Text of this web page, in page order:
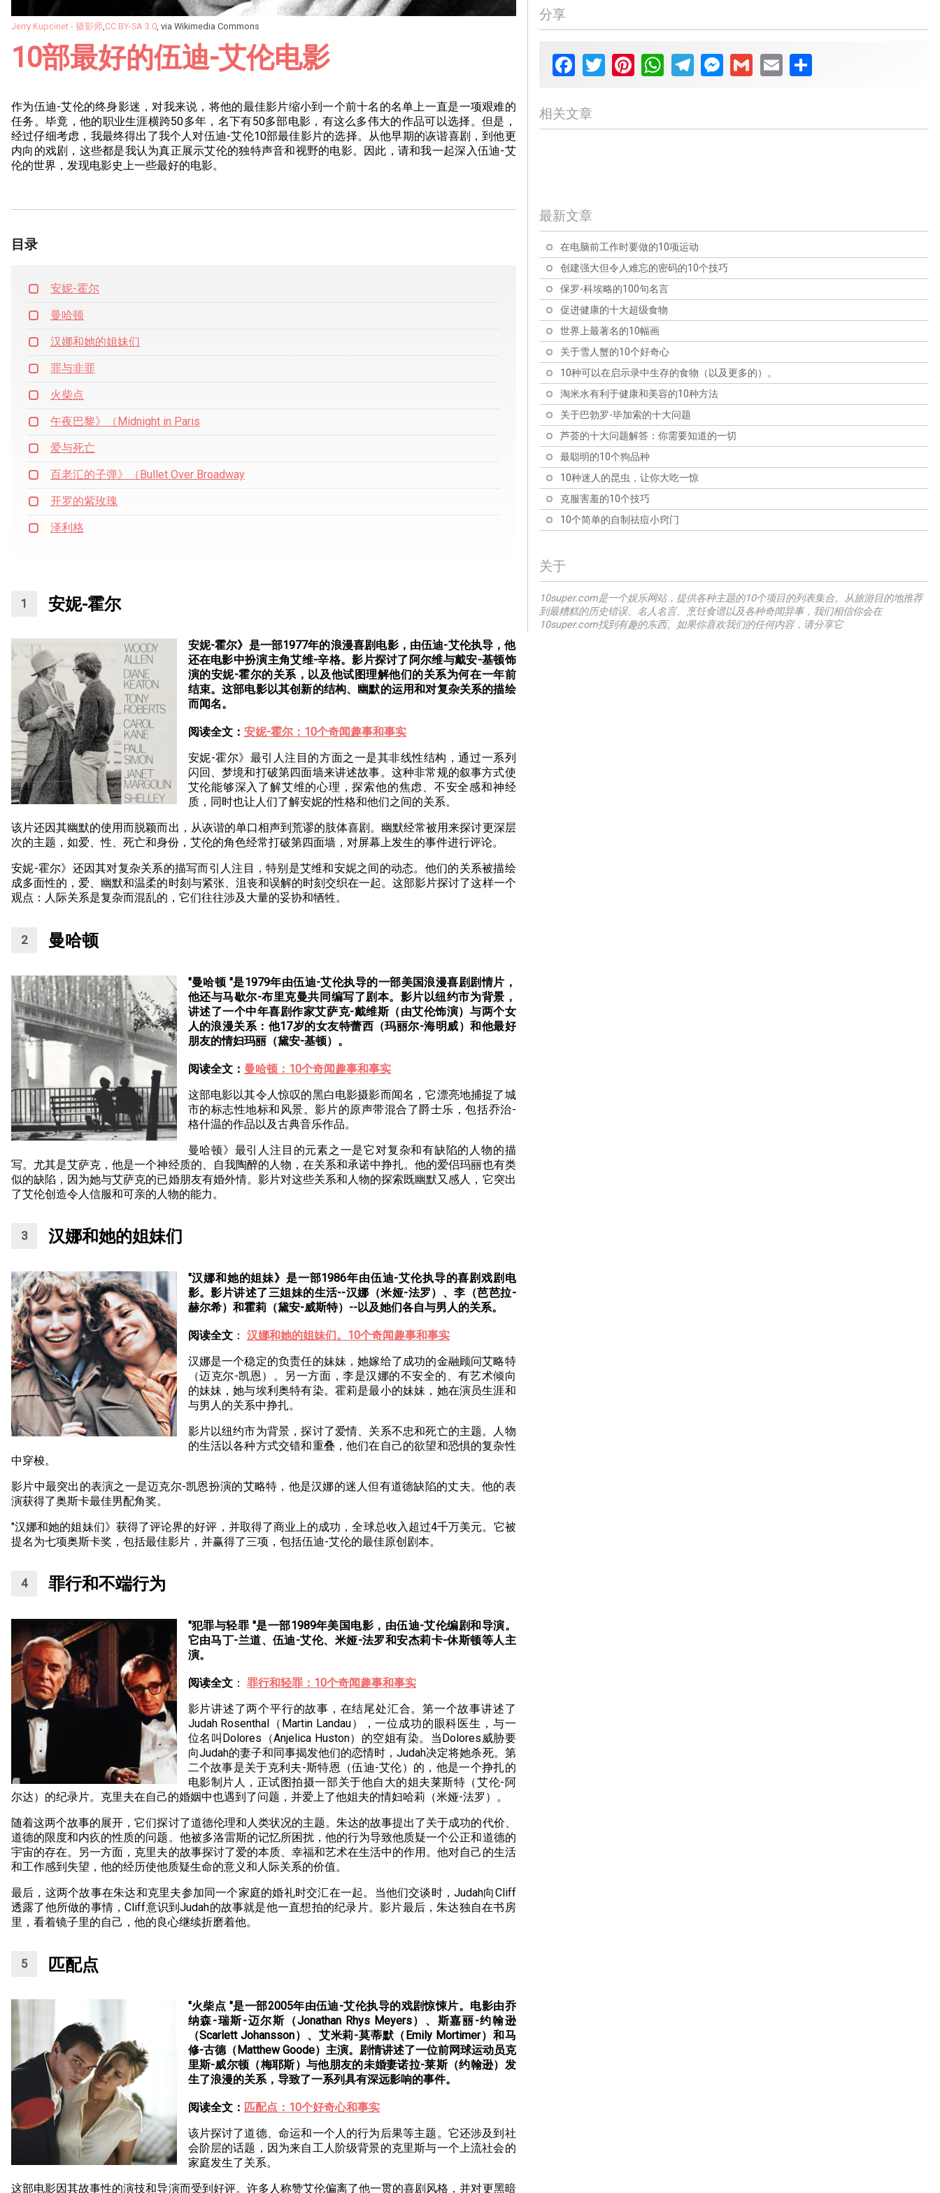
Jerry Kupcinet - 摄影师 CC BY-SA 3.0 , via Wikimedia Commons
10部最好的伍迪-艾伦电影
作为伍迪-艾伦的终身影迷，对我来说，将他的最佳影片缩小到一个前十名的名单上一直是一项艰难的
任务。毕竟，他的职业生涯横跨50多年，名下有50多部电影，有这么多伟大的作品可以选择。但是，
经过仔细考虑，我最终得出了我个人对伍迪-艾伦10部最佳影片的选择。从他早期的诙谐喜剧，到他更
内向的戏剧，这些都是我认为真正展示艾伦的独特声音和视野的电影。因此，请和我一起深入伍迪-艾
伦的世界，发现电影史上一些最好的电影。
目录
安妮-霍尔
曼哈顿
汉娜和她的姐妹们
罪与非罪
火柴点
午夜巴黎》（Midnight in Paris
爱与死亡
百老汇的子弹》（Bullet Over Broadway
开罗的紫玫瑰
泽利格
安妮-霍尔
安妮-霍尔》是一部1977年的浪漫喜剧电影，由伍迪-艾伦执导，他
还在电影中扮演主角艾维-辛格。影片探讨了阿尔维与戴安-基顿饰
演的安妮-霍尔的关系，以及他试图理解他们的关系为何在一年前
结束。这部电影以其创新的结构、幽默的运用和对复杂关系的描绘
而闻名。
阅读全文： 安妮-霍尔：10个奇闻趣事和事实
安妮-霍尔》最引人注目的方面之一是其非线性结构，通过一系列
闪回、梦境和打破第四面墙来讲述故事。这种非常规的叙事方式使
艾伦能够深入了解艾维的心理，探索他的焦虑、不安全感和神经
质，同时也让人们了解安妮的性格和他们之间的关系。
该片还因其幽默的使用而脱颖而出，从诙谐的单口相声到荒谬的肢体喜剧。幽默经常被用来探讨更深层
次的主题，如爱、性、死亡和身份，艾伦的角色经常打破第四面墙，对屏幕上发生的事件进行评论。
安妮-霍尔》还因其对复杂关系的描写而引人注目，特别是艾维和安妮之间的动态。他们的关系被描绘
成多面性的，爱、幽默和温柔的时刻与紧张、沮丧和误解的时刻交织在一起。这部影片探讨了这样一个
观点：人际关系是复杂而混乱的，它们往往涉及大量的妥协和牺牲。
曼哈顿
"曼哈顿 "是1979年由伍迪-艾伦执导的一部美国浪漫喜剧剧情片，
他还与马歇尔-布里克曼共同编写了剧本。影片以纽约市为背景，
讲述了一个中年喜剧作家艾萨克-戴维斯（由艾伦饰演）与两个女
人的浪漫关系：他17岁的女友特蕾西（玛丽尔-海明威）和他最好
朋友的情妇玛丽（黛安-基顿）。
阅读全文： 曼哈顿：10个奇闻趣事和事实
这部电影以其令人惊叹的黑白电影摄影而闻名，它漂亮地捕捉了城
市的标志性地标和风景。影片的原声带混合了爵士乐，包括乔治-
格什温的作品以及古典音乐作品。
曼哈顿》最引人注目的元素之一是它对复杂和有缺陷的人物的描
写。尤其是艾萨克，他是一个神经质的、自我陶醉的人物，在关系和承诺中挣扎。他的爱侣玛丽也有类
似的缺陷，因为她与艾萨克的已婚朋友有婚外情。影片对这些关系和人物的探索既幽默又感人，它突出
了艾伦创造令人信服和可亲的人物的能力。
汉娜和她的姐妹们
"汉娜和她的姐妹》是一部1986年由伍迪-艾伦执导的喜剧戏剧电
影。影片讲述了三姐妹的生活--汉娜（米娅-法罗）、李（芭芭拉-
赫尔希）和霍莉（黛安-威斯特）--以及她们各自与男人的关系。
阅读全文： 汉娜和她的姐妹们。10个奇闻趣事和事实
汉娜是一个稳定的负责任的妹妹，她嫁给了成功的金融顾问艾略特
（迈克尔-凯恩）。另一方面，李是汉娜的不安全的、有艺术倾向
的妹妹，她与埃利奥特有染。霍莉是最小的妹妹，她在演员生涯和
与男人的关系中挣扎。
影片以纽约市为背景，探讨了爱情、关系不忠和死亡的主题。人物
的生活以各种方式交错和重叠，他们在自己的欲望和恐惧的复杂性
中穿梭。
影片中最突出的表演之一是迈克尔-凯恩扮演的艾略特，他是汉娜的迷人但有道德缺陷的丈夫。他的表
演获得了奥斯卡最佳男配角奖。
"汉娜和她的姐妹们》获得了评论界的好评，并取得了商业上的成功，全球总收入超过4千万美元。它被
提名为七项奥斯卡奖，包括最佳影片，并赢得了三项，包括伍迪-艾伦的最佳原创剧本。
罪行和不端行为
"犯罪与轻罪 "是一部1989年美国电影，由伍迪-艾伦编剧和导演。
它由马丁-兰道、伍迪-艾伦、米娅-法罗和安杰莉卡-休斯顿等人主
演。
阅读全文： 罪行和轻罪：10个奇闻趣事和事实
影片讲述了两个平行的故事，在结尾处汇合。第一个故事讲述了
Judah Rosenthal（Martin Landau），一位成功的眼科医生，与一
位名叫Dolores（Anjelica Huston）的空姐有染。当Dolores威胁要
向Judah的妻子和同事揭发他们的恋情时，Judah决定将她杀死。第
二个故事是关于克利夫-斯特恩（伍迪-艾伦）的，他是一个挣扎的
电影制片人，正试图拍摄一部关于他自大的姐夫莱斯特（艾伦-阿
尔达）的纪录片。克里夫在自己的婚姻中也遇到了问题，并爱上了他姐夫的情妇哈莉（米娅-法罗）。
随着这两个故事的展开，它们探讨了道德伦理和人类状况的主题。朱达的故事提出了关于成功的代价、
道德的限度和内疚的性质的问题。他被多洛雷斯的记忆所困扰，他的行为导致他质疑一个公正和道德的
宇宙的存在。另一方面，克里夫的故事探讨了爱的本质、幸福和艺术在生活中的作用。他对自己的生活
和工作感到失望，他的经历使他质疑生命的意义和人际关系的价值。
最后，这两个故事在朱达和克里夫参加同一个家庭的婚礼时交汇在一起。当他们交谈时，Judah向Cliff
透露了他所做的事情，Cliff意识到Judah的故事就是他一直想拍的纪录片。影片最后，朱达独自在书房
里，看着镜子里的自己，他的良心继续折磨着他。
匹配点
"火柴点 "是一部2005年由伍迪-艾伦执导的戏剧惊悚片。电影由乔
纳森-瑞斯-迈尔斯（Jonathan Rhys Meyers）、斯嘉丽-约翰逊
（Scarlett Johansson）、艾米莉-莫蒂默（Emily Mortimer）和马
修-古德（Matthew Goode）主演。剧情讲述了一位前网球运动员克
里斯-威尔顿（梅耶斯）与他朋友的未婚妻诺拉-莱斯（约翰逊）发
生了浪漫的关系，导致了一系列具有深远影响的事件。
阅读全文： 匹配点：10个好奇心和事实
该片探讨了道德、命运和一个人的行为后果等主题。它还涉及到社
会阶层的话题，因为来自工人阶级背景的克里斯与一个上流社会的
家庭发生了关系。
这部电影因其故事性的演技和导演而受到好评。许多人称赞艾伦偏离了他一贯的喜剧风格，并对更黑暗
分享
Facebook
TwitterPinterestWhatsAppTelegramMessenger
Gmail Email
相关文章
事，她为银幕上的一个角色而倾倒。但是你知道吗，这部
电影令人惊叹的视觉效果是通过老式的特效和尖端技术的
结合实现的？
事和事实，揭示了这部标志性电影的幕后细节、主题和文
化意义。
自1985年发布以来，《超级马里奥兄弟》一直以其隐藏的
宝石吸引着玩家。在这篇文章中，我们将仔细研究这款游
戏最引人入胜的奥秘，并揭开其隐藏的秘密，让粉丝们回
味无穷。此外，我们还将探讨该游戏的不同电影改编，并
深入研究有史以来最受喜爱的游戏之一的持久吸引力。
过 "百老汇的子弹：10个奇闻趣事"！这部受人喜爱的电影
融合了戏剧、喜剧和音乐，把你带到了好莱坞的黄金时
代！这部受人喜爱的电影是戏剧、喜剧和音乐的迷人融
合，将你带入好莱坞的黄金时代。在这里，我们将仔细看
看关于这部电影的制作及其天才演员的10个迷人的事实和
好奇心。无论你是铁杆影迷还是第一次发现 "百老汇的子
弹"......这都是热爱经典电影的人的必读书。
最新文章
在电脑前工作时要做的10项运动
创建强大但令人难忘的密码的10个技巧
保罗-科埃略的100句名言
促进健康的十大超级食物
世界上最著名的10幅画
关于雪人蟹的10个好奇心
10种可以在启示录中生存的食物（以及更多的）。
淘米水有利于健康和美容的10种方法
关于巴勃罗-毕加索的十大问题
芦荟的十大问题解答：你需要知道的一切
最聪明的10个狗品种
10种迷人的昆虫，让你大吃一惊
克服害羞的10个技巧
10个简单的自制祛痘小窍门
关于
10super.com是一个娱乐网站，提供各种主题的10个项目的列表集合。从旅游目的地推荐
到最糟糕的历史错误、名人名言、烹饪食谱以及各种奇闻异事，我们相信你会在
10super.com找到有趣的东西。如果你喜欢我们的任何内容，请分享它